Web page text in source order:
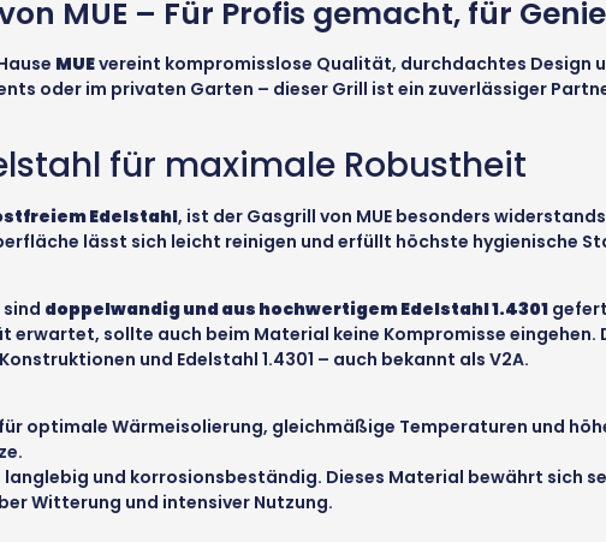
MUE – Für Profis gemacht, für
MUEvereint kompromisslose Qualität, durchdachtes Design
oder im privaten Garten – dieser Grill ist ein zuverlässiger
für maximale Robustheit
Edelstahl, ist der Gasgrill von MUE besonders
lässt sich leicht reinigen und erfüllt höchste hygienische
sind doppelwandig und aus hochwertigem Edelstahl 1.4301
erwartet, sollte auch beim Material keine Kompromisse eingehen.
und Edelstahl 1.4301 – auch bekannt als V2A.
optimale Wärmeisolierung, gleichmäßige Temperaturen und
langlebig und korrosionsbeständig. Dieses Material bewährt sich
Witterung und intensiver Nutzung.